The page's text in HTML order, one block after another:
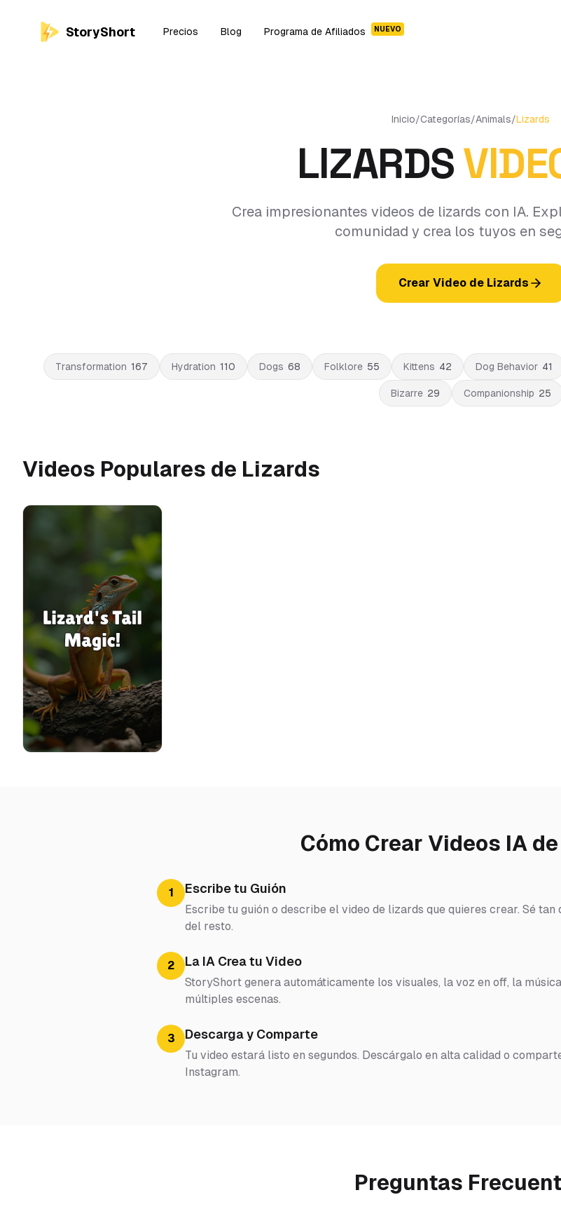
StoryShort Precios Blog Programa de Afiliados NUEVO
Inicio/Categorías/Animals/Lizards
LIZARDS
Crea impresionantes videos de lizards con IA.
comunidad y crea los tuyos en
Crear Video de Lizards
Transformation 167 Hydration 110 Dogs 68 Folklore 55 Kittens 42 Dog Behavior 41
Bizarre 29 Companionship 25
Videos Populares de Lizards
Cómo Crear Videos IA
1 Escribe tu Guión
Escribe tu guión o describe el video de lizards que quieres crear. Sé
del resto.
2 La IA Crea tu Video
StoryShort genera automáticamente los visuales, la voz en off, la
múltiples escenas.
3 Descarga y Comparte
Tu video estará listo en segundos. Descárgalo en alta calidad o
Instagram.
Preguntas